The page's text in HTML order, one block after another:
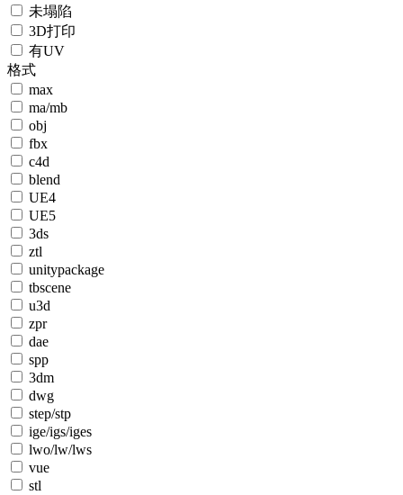
未塌陷
3D打印
有UV
格式
max
ma/mb
obj
fbx
c4d
blend
UE4
UE5
3ds
ztl
unitypackage
tbscene
u3d
zpr
dae
spp
3dm
dwg
step/stp
ige/igs/iges
lwo/lw/lws
vue
stl